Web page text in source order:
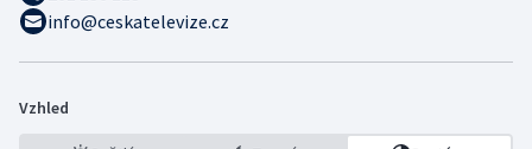
info@ceskatelevize.cz
Vzhled